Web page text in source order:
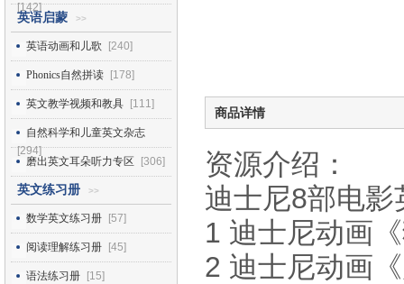
[142]
英语启蒙 >>
英语动画和儿歌 [240]
Phonics自然拼读 [178]
英文教学视频和教具 [111]
自然科学和儿童英文杂志
[294]
磨出英文耳朵听力专区
[306]
英文练习册 >>
数学英文练习册 [57]
阅读理解练习册 [45]
语法练习册 [15]
商品详情
资源介绍：
迪士尼8部电
1 迪士尼动画
2 迪士尼动画